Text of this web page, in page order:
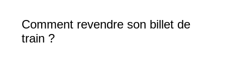
Comment revendre son billet de
train ?